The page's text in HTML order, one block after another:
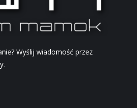
Wyślij wiadomość przez